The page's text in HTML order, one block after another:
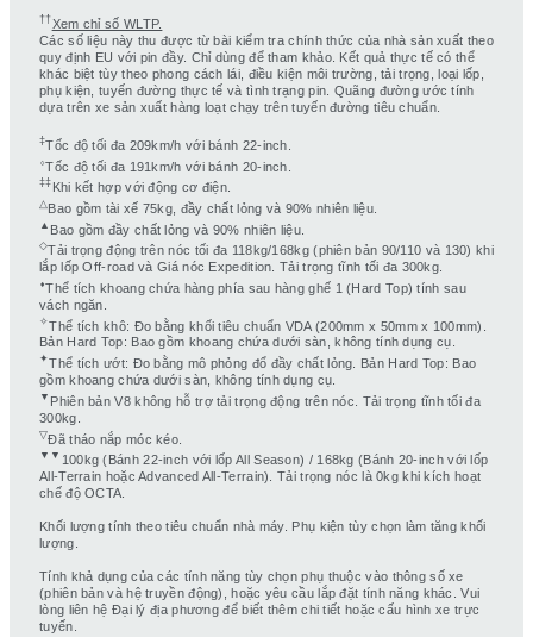
††Xem chỉ số WLTP.
Các số liệu này thu được từ bài kiểm tra chính thức của nhà sản xuất theo
quy định EU với pin đầy. Chỉ dùng để tham khảo. Kết quả thực tế có thể
khác biệt tùy theo phong cách lái, điều kiện môi trường, tải trọng, loại lốp,
phụ kiện, tuyến đường thực tế và tình trạng pin. Quãng đường ước tính
dựa trên xe sản xuất hàng loạt chạy trên tuyến đường tiêu chuẩn.
‡Tốc độ tối đa 209km/h với bánh 22-inch.
⬨Tốc độ tối đa 191km/h với bánh 20-inch.
‡‡ Khi kết hợp với động cơ điện.
△ Bao gồm tài xế 75kg, đầy chất lỏng và 90% nhiên liệu.
▲ Bao gồm đầy chất lỏng và 90% nhiên liệu.
◇Tải trọng động trên nóc tối đa 118kg/168kg (phiên bản 90/110 và 130) khi
lắp lốp Off-road và Giá nóc Expedition. Tải trọng tĩnh tối đa 300kg.
⬧Thể tích khoang chứa hàng phía sau hàng ghế 1 (Hard Top) tính sau
vách ngăn.
✧Thể tích khô: Đo bằng khối tiêu chuẩn VDA (200mm x 50mm x 100mm).
Bản Hard Top: Bao gồm khoang chứa dưới sàn, không tính dụng cụ.
✦Thể tích ướt: Đo bằng mô phỏng đổ đầy chất lỏng. Bản Hard Top: Bao
gồm khoang chứa dưới sàn, không tính dụng cụ.
▼ Phiên bản V8 không hỗ trợ tải trọng động trên nóc. Tải trọng tĩnh tối đa
300kg.
▽Đã tháo nắp móc kéo.
▼▼ 100kg (Bánh 22-inch với lốp All Season) / 168kg (Bánh 20-inch với lốp
All-Terrain hoặc Advanced All-Terrain). Tải trọng nóc là 0kg khi kích hoạt
chế độ OCTA.
Khối lượng tính theo tiêu chuẩn nhà máy. Phụ kiện tùy chọn làm tăng khối
lượng.
Tính khả dụng của các tính năng tùy chọn phụ thuộc vào thông số xe
(phiên bản và hệ truyền động), hoặc yêu cầu lắp đặt tính năng khác. Vui
lòng liên hệ Đại lý địa phương để biết thêm chi tiết hoặc cấu hình xe trực
tuyến.